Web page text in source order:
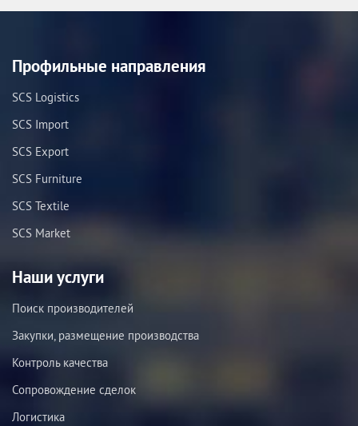
Профильные направления
SCS Logistics
SCS Import
SCS Export
SCS Furniture
SCS Textile
SCS Market
Наши услуги
Поиск производителей
Закупки, размещение производства
Контроль качества
Сопровождение сделок
Логистика